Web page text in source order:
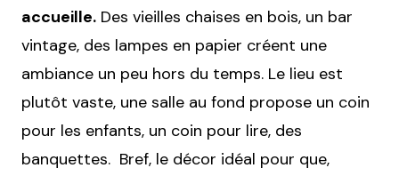
accueille. Des vieilles chaises en bois, un bar
vintage, des lampes en papier créent une
ambiance un peu hors du temps. Le lieu est
plutôt vaste, une salle au fond propose un coin
pour les enfants, un coin pour lire, des
banquettes. Bref, le décor idéal pour que,